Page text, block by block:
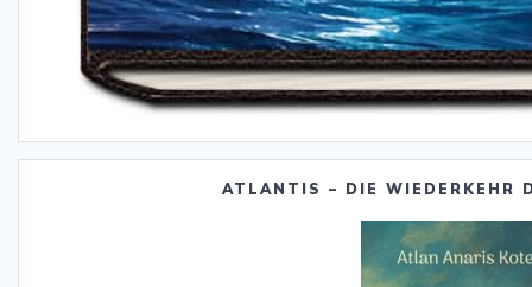
ATLANTIS – DIE WIEDERKEHR